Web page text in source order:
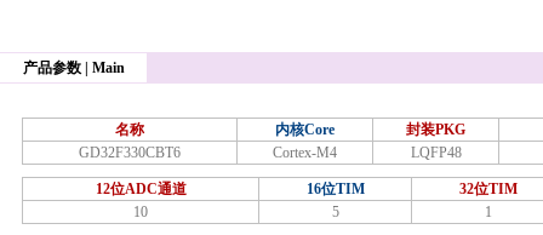
产品参数 | Main
名称 内核Core
封装PKG
GD32F330CBT6
Cortex-M4 LQFP48
12位ADC通道 16位TIM
32位TIM
10
5 1